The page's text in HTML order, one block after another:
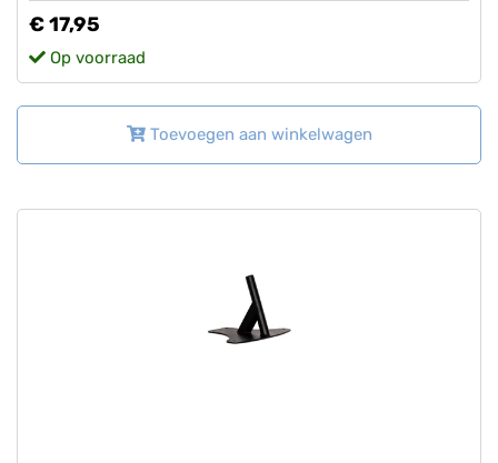
€ 17,95
Op voorraad
Toevoegen aan winkelwagen